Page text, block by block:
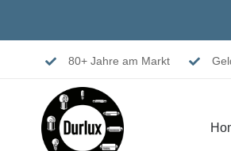
80+ Jahre am Markt